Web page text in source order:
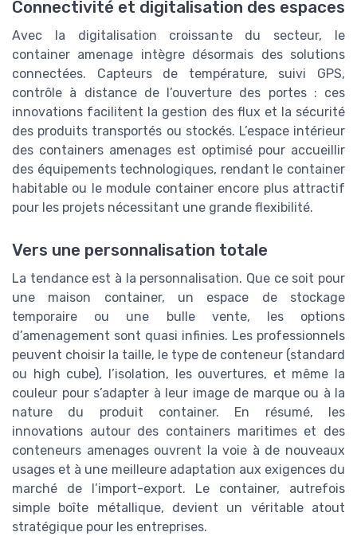
Connectivité et digitalisation des espaces
Avec la digitalisation croissante du secteur, le
container amenage intègre désormais des solutions
connectées. Capteurs de température, suivi GPS,
contrôle à distance de l’ouverture des portes : ces
innovations facilitent la gestion des flux et la sécurité
des produits transportés ou stockés. L’espace intérieur
des containers amenages est optimisé pour accueillir
des équipements technologiques, rendant le container
habitable ou le module container encore plus attractif
pour les projets nécessitant une grande flexibilité.
Vers une personnalisation totale
La tendance est à la personnalisation. Que ce soit pour
une maison container, un espace de stockage
temporaire ou une bulle vente, les options
d’amenagement sont quasi infinies. Les professionnels
peuvent choisir la taille, le type de conteneur (standard
ou high cube), l’isolation, les ouvertures, et même la
couleur pour s’adapter à leur image de marque ou à la
nature du produit container. En résumé, les
innovations autour des containers maritimes et des
conteneurs amenages ouvrent la voie à de nouveaux
usages et à une meilleure adaptation aux exigences du
marché de l’import-export. Le container, autrefois
simple boîte métallique, devient un véritable atout
stratégique pour les entreprises.